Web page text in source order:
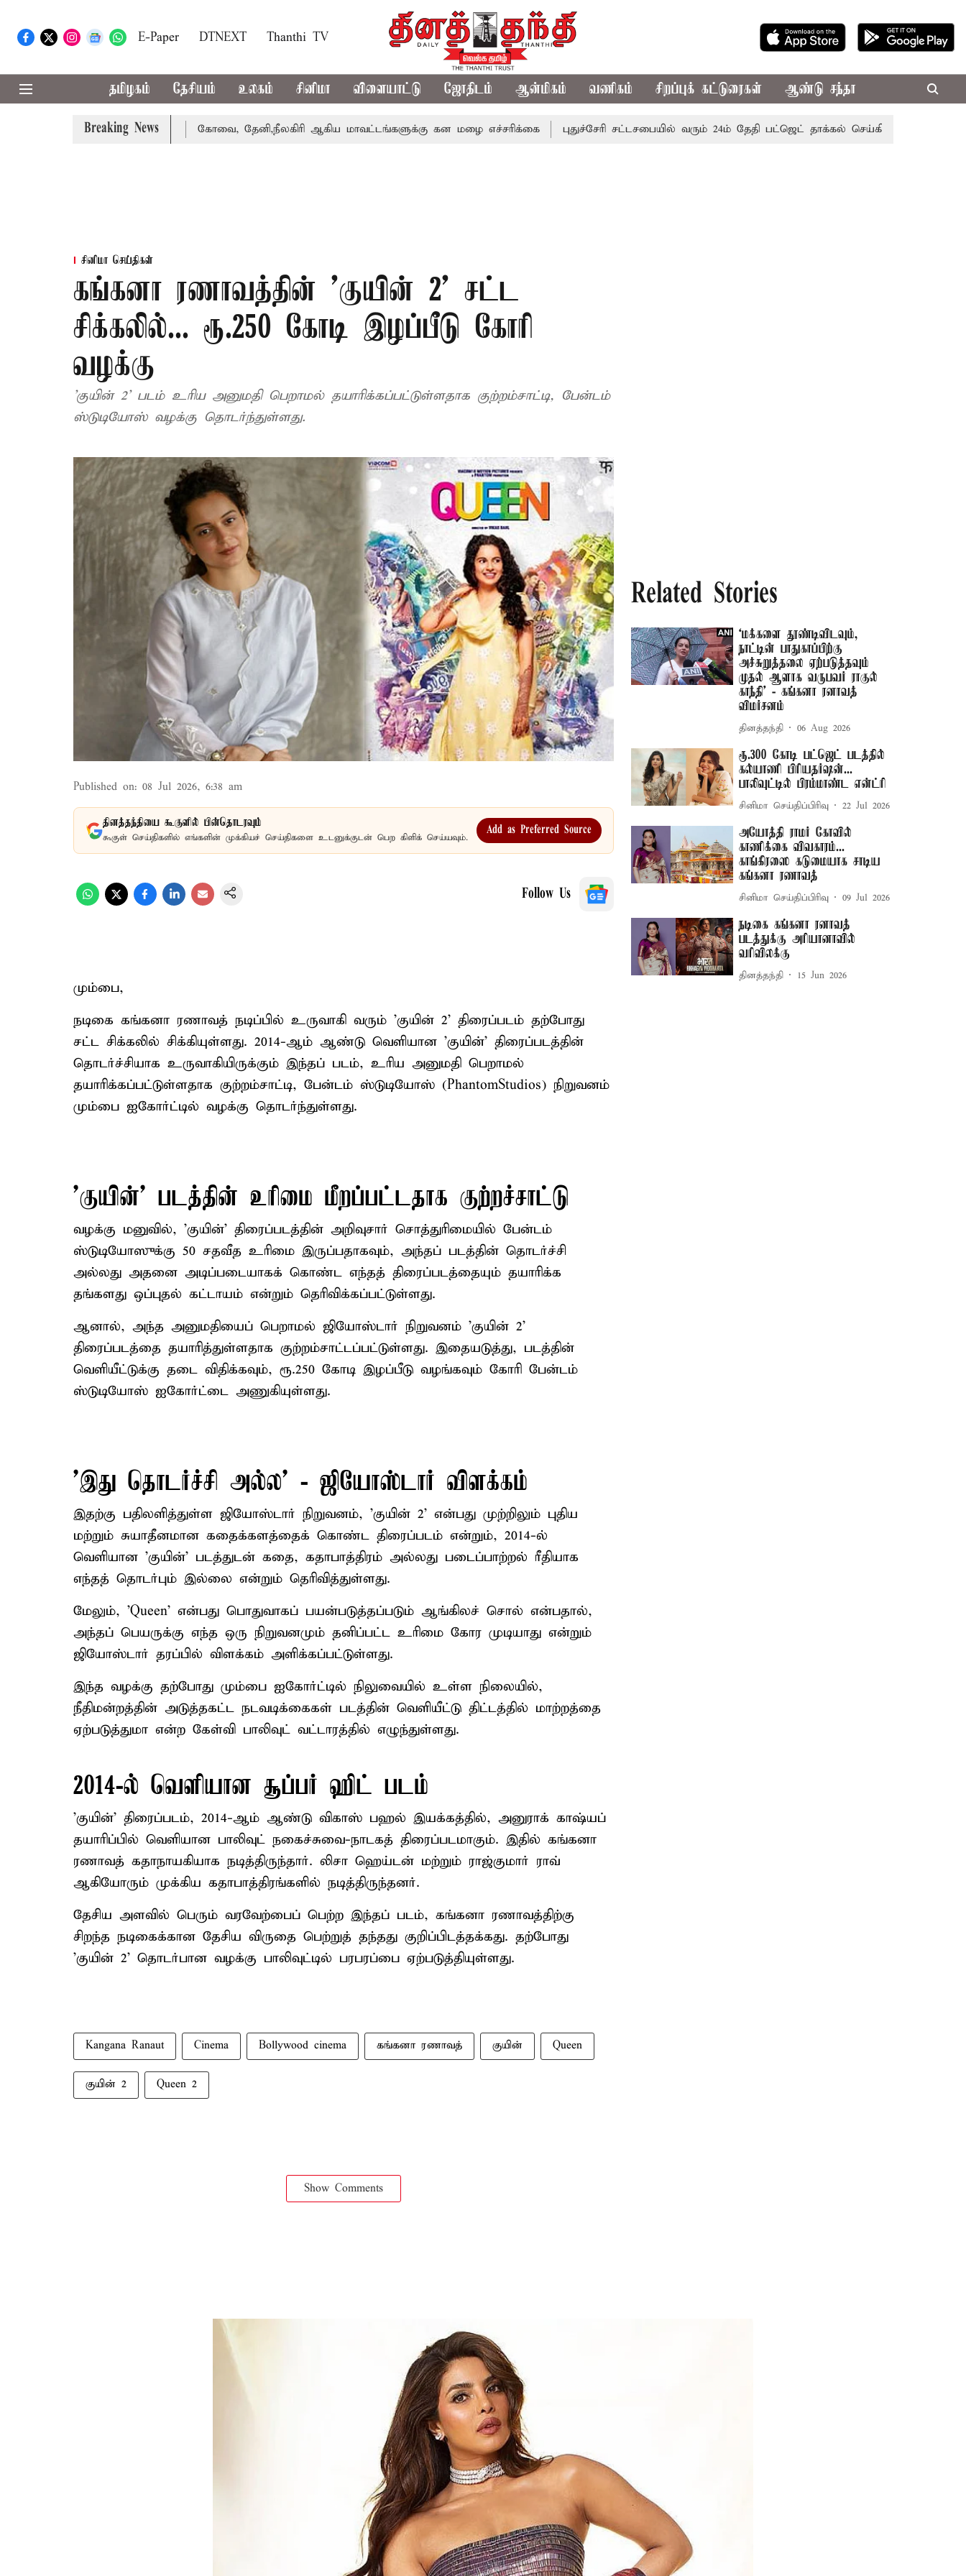
E-Paper DTNEXT Thanthi TV
தமிழகம் தேசியம் உலகம் சினிமா விளையாட்டு ஜோதிடம் ஆன்மிகம் வணிகம் சிறப்புக் கட்டுரைகள் ஆண்டு சந்தா
Breaking News
வாபஸ் பெற்றார் சங்கீதா கோவை, தேனி,நீலகிரி ஆகிய மாவட்டங்களுக்கு கன மழை எச்சரிக்கை புதுச்சேரி சட்டசபையில் வரும் 24ம் தேதி பட்ஜெட் தாக்கல் செய்கிறார் முதல்-அமைச்சர்
சினிமா செய்திகள்
கங்கனா ரணாவத்தின் 'குயின் 2' சட்ட
சிக்கலில்... ரூ.250 கோடி இழப்பீடு கோரி
வழக்கு
'குயின் 2' படம் உரிய அனுமதி பெறாமல் தயாரிக்கப்பட்டுள்ளதாக குற்றம்சாட்டி, பேன்டம்
ஸ்டுடியோஸ் வழக்கு தொடர்ந்துள்ளது.
Published on: 08 Jul 2026, 6:38 am
தினத்தந்தியை கூகுளில் பின்தொடரவும்
கூகுள் செய்திகளில் எங்களின் முக்கியச் செய்திகளை உடனுக்குடன் பெற கிளிக் செய்யவும்.
Add as Preferred Source
Follow Us
மும்பை,
நடிகை கங்கனா ரணாவத் நடிப்பில் உருவாகி வரும் 'குயின் 2' திரைப்படம் தற்போது
சட்ட சிக்கலில் சிக்கியுள்ளது. 2014-ஆம் ஆண்டு வெளியான 'குயின்' திரைப்படத்தின்
தொடர்ச்சியாக உருவாகியிருக்கும் இந்தப் படம், உரிய அனுமதி பெறாமல்
தயாரிக்கப்பட்டுள்ளதாக குற்றம்சாட்டி, பேன்டம் ஸ்டுடியோஸ் (PhantomStudios) நிறுவனம்
மும்பை ஐகோர்ட்டில் வழக்கு தொடர்ந்துள்ளது.
'குயின்' படத்தின் உரிமை மீறப்பட்டதாக குற்றச்சாட்டு
வழக்கு மனுவில், 'குயின்' திரைப்படத்தின் அறிவுசார் சொத்துரிமையில் பேன்டம்
ஸ்டுடியோஸுக்கு 50 சதவீத உரிமை இருப்பதாகவும், அந்தப் படத்தின் தொடர்ச்சி
அல்லது அதனை அடிப்படையாகக் கொண்ட எந்தத் திரைப்படத்தையும் தயாரிக்க
தங்களது ஒப்புதல் கட்டாயம் என்றும் தெரிவிக்கப்பட்டுள்ளது.
ஆனால், அந்த அனுமதியைப் பெறாமல் ஜியோஸ்டார் நிறுவனம் 'குயின் 2'
திரைப்படத்தை தயாரித்துள்ளதாக குற்றம்சாட்டப்பட்டுள்ளது. இதையடுத்து, படத்தின்
வெளியீட்டுக்கு தடை விதிக்கவும், ரூ.250 கோடி இழப்பீடு வழங்கவும் கோரி பேன்டம்
ஸ்டுடியோஸ் ஐகோர்ட்டை அணுகியுள்ளது.
'இது தொடர்ச்சி அல்ல' - ஜியோஸ்டார் விளக்கம்
இதற்கு பதிலளித்துள்ள ஜியோஸ்டார் நிறுவனம், 'குயின் 2' என்பது முற்றிலும் புதிய
மற்றும் சுயாதீனமான கதைக்களத்தைக் கொண்ட திரைப்படம் என்றும், 2014-ல்
வெளியான 'குயின்' படத்துடன் கதை, கதாபாத்திரம் அல்லது படைப்பாற்றல் ரீதியாக
எந்தத் தொடர்பும் இல்லை என்றும் தெரிவித்துள்ளது.
மேலும், 'Queen' என்பது பொதுவாகப் பயன்படுத்தப்படும் ஆங்கிலச் சொல் என்பதால்,
அந்தப் பெயருக்கு எந்த ஒரு நிறுவனமும் தனிப்பட்ட உரிமை கோர முடியாது என்றும்
ஜியோஸ்டார் தரப்பில் விளக்கம் அளிக்கப்பட்டுள்ளது.
இந்த வழக்கு தற்போது மும்பை ஐகோர்ட்டில் நிலுவையில் உள்ள நிலையில்,
நீதிமன்றத்தின் அடுத்தகட்ட நடவடிக்கைகள் படத்தின் வெளியீட்டு திட்டத்தில் மாற்றத்தை
ஏற்படுத்துமா என்ற கேள்வி பாலிவுட் வட்டாரத்தில் எழுந்துள்ளது.
2014-ல் வெளியான சூப்பர் ஹிட் படம்
'குயின்' திரைப்படம், 2014-ஆம் ஆண்டு விகாஸ் பஹல் இயக்கத்தில், அனுராக் காஷ்யப்
தயாரிப்பில் வெளியான பாலிவுட் நகைச்சுவை-நாடகத் திரைப்படமாகும். இதில் கங்கனா
ரணாவத் கதாநாயகியாக நடித்திருந்தார். லிசா ஹெய்டன் மற்றும் ராஜ்குமார் ராவ்
ஆகியோரும் முக்கிய கதாபாத்திரங்களில் நடித்திருந்தனர்.
தேசிய அளவில் பெரும் வரவேற்பைப் பெற்ற இந்தப் படம், கங்கனா ரணாவத்திற்கு
சிறந்த நடிகைக்கான தேசிய விருதை பெற்றுத் தந்தது குறிப்பிடத்தக்கது. தற்போது
'குயின் 2' தொடர்பான வழக்கு பாலிவுட்டில் பரபரப்பை ஏற்படுத்தியுள்ளது.
Kangana Ranaut Cinema Bollywood cinema கங்கனா ரணாவத் குயின் Queen
குயின் 2 Queen 2
Show Comments
Related Stories
‘மக்களை தூண்டிவிடவும்,
நாட்டின் பாதுகாப்பிற்கு
அச்சுறுத்தலை ஏற்படுத்தவும்
முதல் ஆளாக வருபவர் ராகுல்
காந்தி’ - கங்கனா ரனாவத்
விமர்சனம்
தினத்தந்தி 06 Aug 2026
ரூ.300 கோடி பட்ஜெட் படத்தில்
கல்யாணி பிரியதர்ஷன்...
பாலிவுட்டில் பிரம்மாண்ட என்ட்ரி
சினிமா செய்திப்பிரிவு 22 Jul 2026
அயோத்தி ராமர் கோவில்
காணிக்கை விவகாரம்...
காங்கிரஸை கடுமையாக சாடிய
கங்கனா ரணாவத்
சினிமா செய்திப்பிரிவு 09 Jul 2026
நடிகை கங்கனா ரனாவத்
படத்துக்கு அரியானாவில்
வரிவிலக்கு
தினத்தந்தி 15 Jun 2026